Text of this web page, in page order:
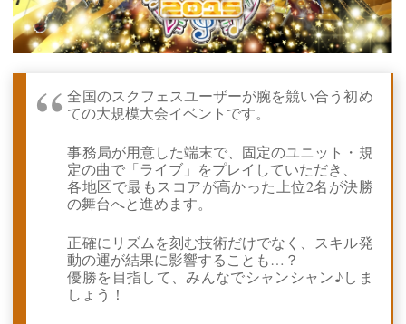
全国のスクフェスユーザーが腕を競い合う初め
ての大規模大会イベントです。
事務局が用意した端末で、固定のユニット・規
定の曲で「ライブ」をプレイしていただき、
各地区で最もスコアが高かった上位2名が決勝
の舞台へと進めます。
正確にリズムを刻む技術だけでなく、スキル発
動の運が結果に影響することも…？
優勝を目指して、みんなでシャンシャン♪しま
しょう！